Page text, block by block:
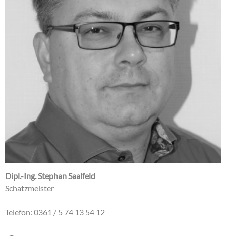
Dipl.-Ing. Stephan Saalfeld
Schatzmeister
Telefon: 0361 / 5 74 13 54 12